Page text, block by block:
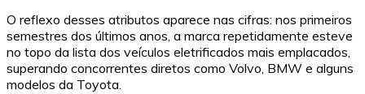
O reflexo desses atributos aparece nas cifras: nos primeiros
semestres dos últimos anos, a marca repetidamente esteve
no topo da lista dos veículos eletrificados mais emplacados,
superando concorrentes diretos como Volvo, BMW e alguns
modelos da Toyota.